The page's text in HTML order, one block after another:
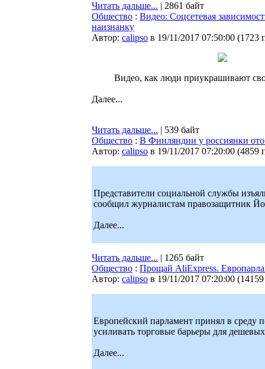
Читать дальше... | 2861 байт
Общество : Видео: Соцсетевая
наизнанку
Автор: calipso в 19/11/2017 07:50:00 (1723
Видео, как люди приукрашивают
Далее...
Читать дальше... | 539 байт
Общество : В Финляндии у россиянки
Автор: calipso в 19/11/2017 07:20:00 (4859
Представители социальной службы
сообщил журналистам правозащитник
Далее...
Читать дальше... | 1265 байт
Общество : Прощай AliExpress.
Автор: calipso в 19/11/2017 07:20:00 (
Европейский парламент принял в
усиливать торговые барьеры для
Далее...